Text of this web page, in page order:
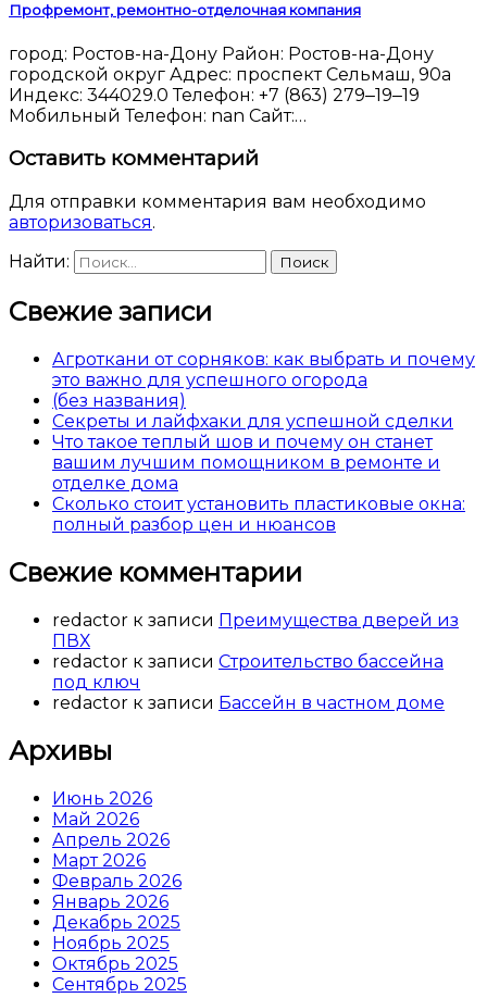
Профремонт, ремонтно-отделочная компания
город: Ростов-на-Дону Район: Ростов-на-Дону
городской округ Адрес: проспект Сельмаш, 90а
Индекс: 344029.0 Телефон: +7 (863) 279‒19‒19
Мобильный Телефон: nan Сайт:…
Оставить комментарий
Для отправки комментария вам необходимо
авторизоваться.
Найти:
Свежие записи
Агроткани от сорняков: как выбрать и почему
это важно для успешного огорода
(без названия)
Секреты и лайфхаки для успешной сделки
Что такое теплый шов и почему он станет
вашим лучшим помощником в ремонте и
отделке дома
Сколько стоит установить пластиковые окна:
полный разбор цен и нюансов
Свежие комментарии
redactor к записи Преимущества дверей из
ПВХ
redactor к записи Строительство бассейна
под ключ
redactor к записи Бассейн в частном доме
Архивы
Июнь 2026
Май 2026
Апрель 2026
Март 2026
Февраль 2026
Январь 2026
Декабрь 2025
Ноябрь 2025
Октябрь 2025
Сентябрь 2025